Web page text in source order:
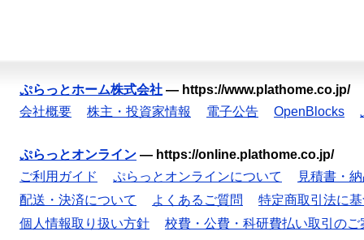
ぷらっとホーム株式会社 — https://www.plathome.co.jp/
会社概要
株主・投資家情報 電子公告 OpenBlocks
ぷらっとオンライン — https://online.plathome.co.jp/
ご利用ガイド
ぷらっとオンラインについて
見積書・
配送・決済について
よくあるご質問
特定商取引法に
個人情報取り扱い方針
校費・公費・科研費払い取引のご